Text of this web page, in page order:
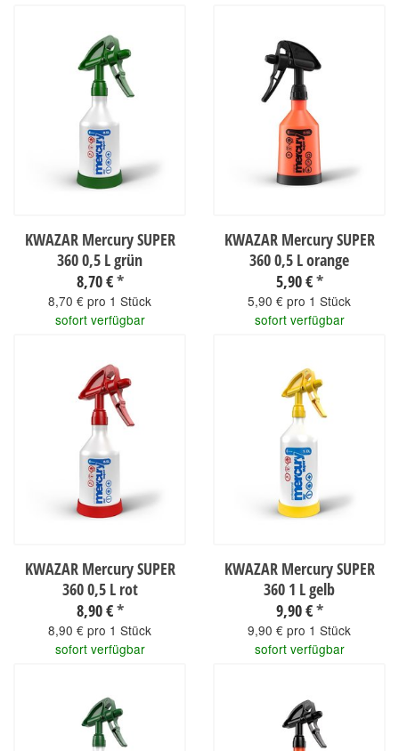
KWAZAR Mercury SUPER
360 0,5 L grün
8,70 €*
8,70 € pro 1 Stück
sofort verfügbar
KWAZAR Mercury SUPER
360 0,5 L orange
5,90 €*
5,90 € pro 1 Stück
sofort verfügbar
KWAZAR Mercury SUPER
360 0,5 L rot
8,90 €*
8,90 € pro 1 Stück
sofort verfügbar
KWAZAR Mercury SUPER
360 1 L gelb
9,90 €*
9,90 € pro 1 Stück
sofort verfügbar